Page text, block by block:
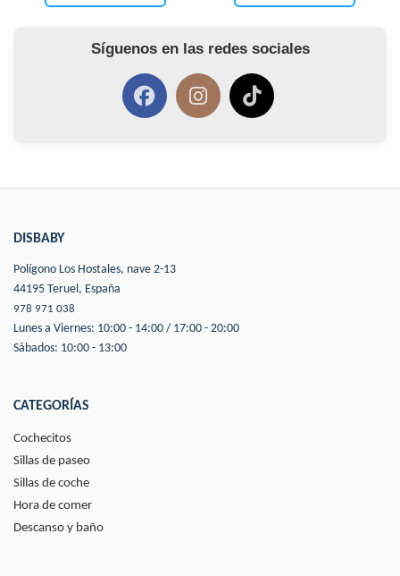
Síguenos en las redes sociales
DISBABY
Polígono Los Hostales, nave 2-13
44195 Teruel, España
978 971 038
Lunes a Viernes: 10:00 - 14:00 / 17:00 - 20:00
Sábados: 10:00 - 13:00
CATEGORÍAS
Cochecitos
Sillas de paseo
Sillas de coche
Hora de comer
Descanso y baño